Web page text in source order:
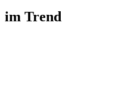
im Trend